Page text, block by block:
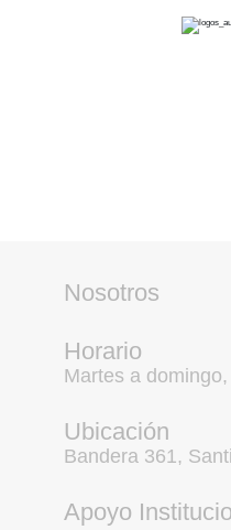
Nosotros
Horario
Martes a
Ubicación
Bandera 361,
Apoyo